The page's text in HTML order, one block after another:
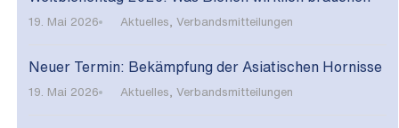
19. Mai 2026 Aktuelles Verbandsmitteilungen
Neuer Termin: Bekämpfung der Asiatischen Hornisse
19. Mai 2026 Aktuelles Verbandsmitteilungen